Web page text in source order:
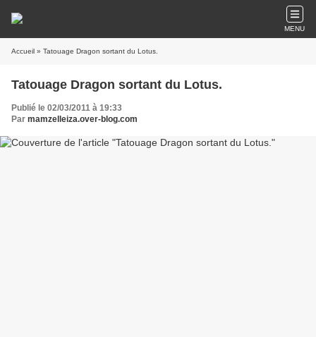
MENU
Accueil » Tatouage Dragon sortant du Lotus.
Tatouage Dragon sortant du Lotus.
Publié le 02/03/2011 à 19:33
Par mamzelleiza.over-blog.com